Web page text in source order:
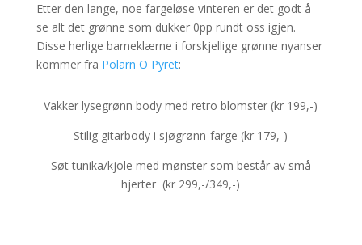
Etter den lange, noe fargeløse vinteren er det godt å
se alt det grønne som dukker 0pp rundt oss igjen.
Disse herlige barneklærne i forskjellige grønne nyanser
kommer fra Polarn O Pyret:
Vakker lysegrønn body med retro blomster (kr 199,-)
Stilig gitarbody i sjøgrønn-farge (kr 179,-)
Søt tunika/kjole med mønster som består av små
hjerter (kr 299,-/349,-)